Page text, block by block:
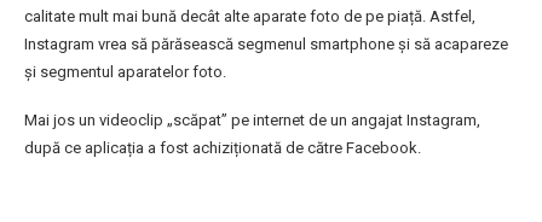
calitate mult mai bună decât alte aparate foto de pe piață. Astfel,
Instagram vrea să părăsească segmenul smartphone și să acapareze
și segmentul aparatelor foto.
Mai jos un videoclip „scăpat” pe internet de un angajat Instagram,
după ce aplicația a fost achiziționată de către Facebook.